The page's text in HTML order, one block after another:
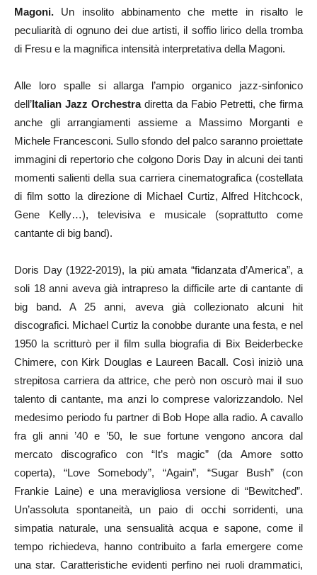
Magoni. Un insolito abbinamento che mette in risalto le
peculiarità di ognuno dei due artisti, il soffio lirico della tromba
di Fresu e la magnifica intensità interpretativa della Magoni.
Alle loro spalle si allarga l’ampio organico jazz-sinfonico
dell’Italian Jazz Orchestradiretta da Fabio Petretti, che firma
anche gli arrangiamenti assieme a Massimo Morganti e
Michele Francesconi. Sullo sfondo del palco saranno proiettate
immagini di repertorio che colgono Doris Day in alcuni dei tanti
momenti salienti della sua carriera cinematografica (costellata
di film sotto la direzione di Michael Curtiz, Alfred Hitchcock,
Gene Kelly…), televisiva e musicale (soprattutto come
cantante di big band).
Doris Day (1922-2019), la più amata “fidanzata d’America”, a
soli 18 anni aveva già intrapreso la difficile arte di cantante di
big band. A 25 anni, aveva già collezionato alcuni hit
discografici. Michael Curtiz la conobbe durante una festa, e nel
1950 la scritturò per il film sulla biografia di Bix Beiderbecke
Chimere, con Kirk Douglas e Laureen Bacall. Così iniziò una
strepitosa carriera da attrice, che però non oscurò mai il suo
talento di cantante, ma anzi lo comprese valorizzandolo. Nel
medesimo periodo fu partner di Bob Hope alla radio. A cavallo
fra gli anni ’40 e ’50, le sue fortune vengono ancora dal
mercato discografico con “It’s magic” (da Amore sotto
coperta), “Love Somebody”, “Again”, “Sugar Bush” (con
Frankie Laine) e una meravigliosa versione di “Bewitched”.
Un’assoluta spontaneità, un paio di occhi sorridenti, una
simpatia naturale, una sensualità acqua e sapone, come il
tempo richiedeva, hanno contribuito a farla emergere come
una star. Caratteristiche evidenti perfino nei ruoli drammatici,